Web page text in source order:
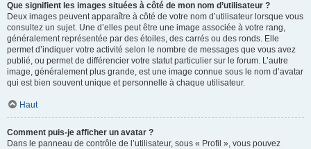
Que signifient les images situées à côté de mon nom d’utilisateur ?
Deux images peuvent apparaître à côté de votre nom d’utilisateur lorsque vous
consultez un sujet. Une d’elles peut être une image associée à votre rang,
généralement représentée par des étoiles, des carrés ou des ronds. Elle
permet d’indiquer votre activité selon le nombre de messages que vous avez
publié, ou permet de différencier votre statut particulier sur le forum. L’autre
image, généralement plus grande, est une image connue sous le nom d’avatar
qui est bien souvent unique et personnelle à chaque utilisateur.
Haut
Comment puis-je afficher un avatar ?
Dans le panneau de contrôle de l’utilisateur, sous « Profil », vous pouvez